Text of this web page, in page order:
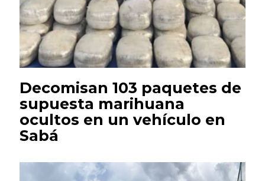
Decomisan 103 paquetes de
supuesta marihuana
ocultos en un vehículo en
Sabá